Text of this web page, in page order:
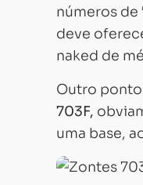
números de
deve
naked de
Outro
703F,
uma base,